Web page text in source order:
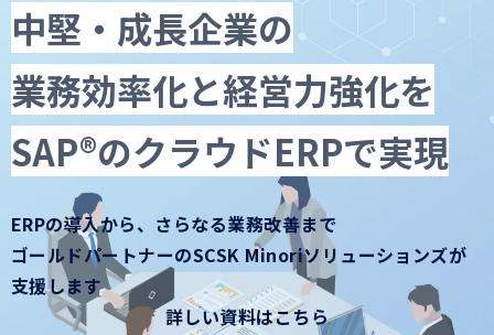
サービス紹介
SCSK Minoriソリューションズが選ばれる理由
導入・サポート
導入事例
コラム
お知らせ
中堅・成長企業の
業務効率化と経営力強化を
SAP®のクラウドERPで実現
ERPの導入から、さらなる業務改善まで
ゴールドパートナーのSCSK Minoriソリューションズが
支援します
詳しい資料はこちら